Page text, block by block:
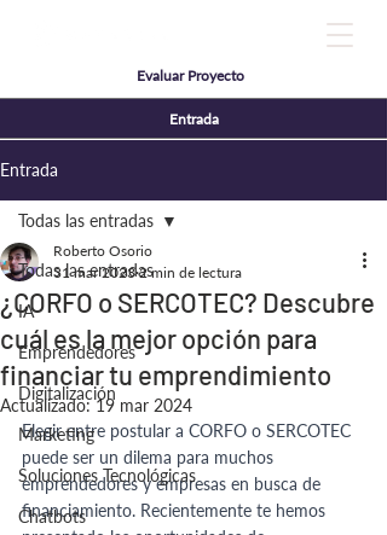
Evaluar Proyecto
Entrada
Entrada
Todas las entradas
IA
Emprendedores
Digitalización
Marketing
Soluciones Tecnológicas
Chatbots
Todas las entradas
¿CORFO o SERCOTEC? Descubre
cuál es la mejor opción para
financiar tu emprendimiento
Roberto Osorio
31 mar 2023 2 min de lectura
Actualizado:19 mar 2024
Elegir entre postular a CORFO o SERCOTEC
puede ser un dilema para muchos
emprendedores y empresas en busca de
financiamiento. Recientemente te hemos